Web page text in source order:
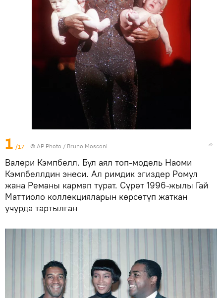
1 /17 © AP Photo / Bruno Mosconi
Валери Кэмпбелл. Бул аял топ-модель Наоми
Кэмпбеллдин энеси. Ал римдик эгиздер Ромул
жана Реманы кармап турат. Сүрөт 1996-жылы Гай
Маттиоло коллекцияларын көрсөтүп жаткан
учурда тартылган